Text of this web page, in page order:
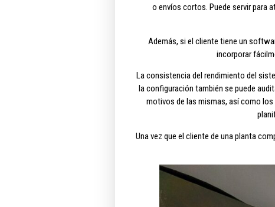
o envíos cortos. Puede servir para
Además, si el cliente tiene un
incorporar
La consistencia del rendimiento del
la configuración también se puede
motivos de las mismas, así como
Una vez que el cliente de una planta